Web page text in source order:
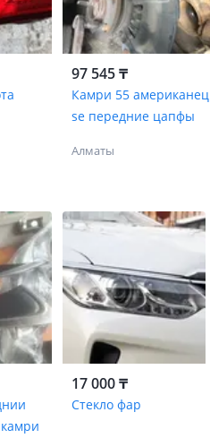
97 545 ₸
Камри 55 американец
se передние цапфы
Алматы
17 000 ₸
Стекло фар